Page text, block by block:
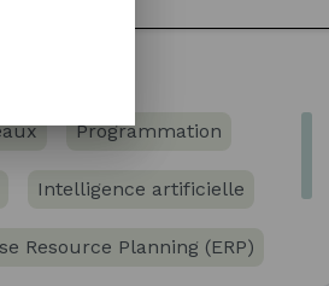
- Anglais
Programmation
Intelligence artificielle
Resource Planning (ERP)